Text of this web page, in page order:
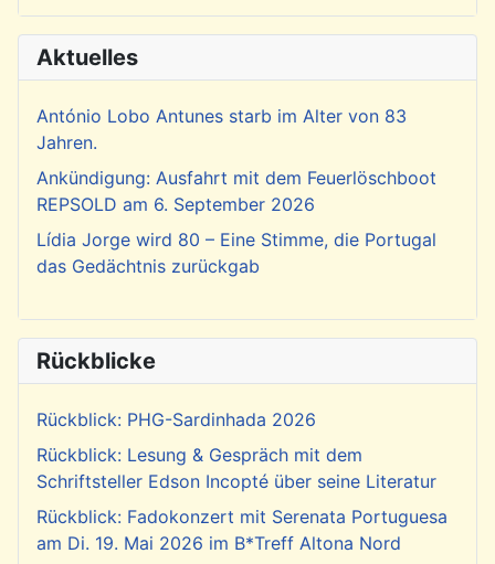
Aktuelles
António Lobo Antunes starb im Alter von 83
Jahren.
Ankündigung: Ausfahrt mit dem Feuerlöschboot
REPSOLD am 6. September 2026
Lídia Jorge wird 80 – Eine Stimme, die Portugal
das Gedächtnis zurückgab
Rückblicke
Rückblick: PHG-Sardinhada 2026
Rückblick: Lesung & Gespräch mit dem
Schriftsteller Edson Incopté über seine Literatur
Rückblick: Fadokonzert mit Serenata Portuguesa
am Di. 19. Mai 2026 im B*Treff Altona Nord